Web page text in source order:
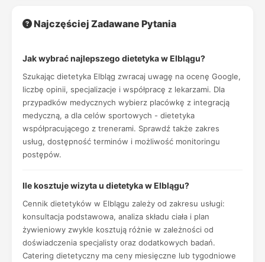
Najczęściej Zadawane Pytania
Jak wybrać najlepszego dietetyka w Elblągu?
Szukając dietetyka Elbląg zwracaj uwagę na ocenę Google,
liczbę opinii, specjalizacje i współpracę z lekarzami. Dla
przypadków medycznych wybierz placówkę z integracją
medyczną, a dla celów sportowych - dietetyka
współpracującego z trenerami. Sprawdź także zakres
usług, dostępność terminów i możliwość monitoringu
postępów.
Ile kosztuje wizyta u dietetyka w Elblągu?
Cennik dietetyków w Elblągu zależy od zakresu usługi:
konsultacja podstawowa, analiza składu ciała i plan
żywieniowy zwykle kosztują różnie w zależności od
doświadczenia specjalisty oraz dodatkowych badań.
Catering dietetyczny ma ceny miesięczne lub tygodniowe